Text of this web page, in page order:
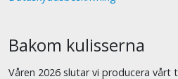
Bakom kulisserna
Våren 2026 slutar vi producera vårt